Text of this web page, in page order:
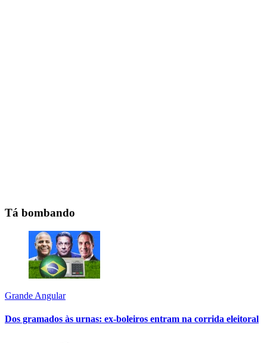
Tá bombando
Grande Angular
Dos gramados às urnas: ex-boleiros entram na corrida eleitoral